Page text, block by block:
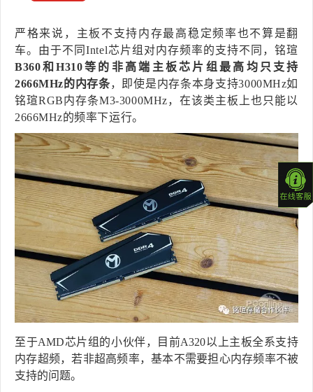
严格来说，主板不支持内存最高稳定频率也不算是翻
车。由于不同Intel芯片组对内存频率的支持不同，铭瑄
B360和H310等的非高端主板芯片组最高均只支持
2666MHz的内存条，即使是内存条本身支持3000MHz如
铭瑄RGB内存条M3-3000MHz，在该类主板上也只能以
2666MHz的频率下运行。
至于AMD芯片组的小伙伴，目前A320以上主板全系支持
内存超频，若非超高频率，基本不需要担心内存频率不被
支持的问题。